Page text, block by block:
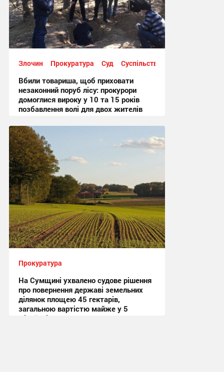
Злочин Прокуратура Суд Суспільство
Вбили товариша, щоб приховати
незаконний поруб лісу: прокурори
домоглися вироку у 10 та 15 років
позбавлення волі для двох жителів
14:47, 3.08.2026
Прокуратура
На Сумщині ухвалено судове рішення
про повернення державі земельних
ділянок площею 45 гектарів,
загальною вартістю майже у 5
мільйонів гривень